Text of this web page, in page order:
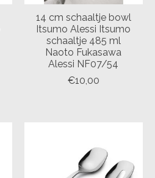
14 cm schaaltje bowl
Itsumo Alessi Itsumo
schaaltje 485 ml
Naoto Fukasawa
Alessi NF07/54
€10,00